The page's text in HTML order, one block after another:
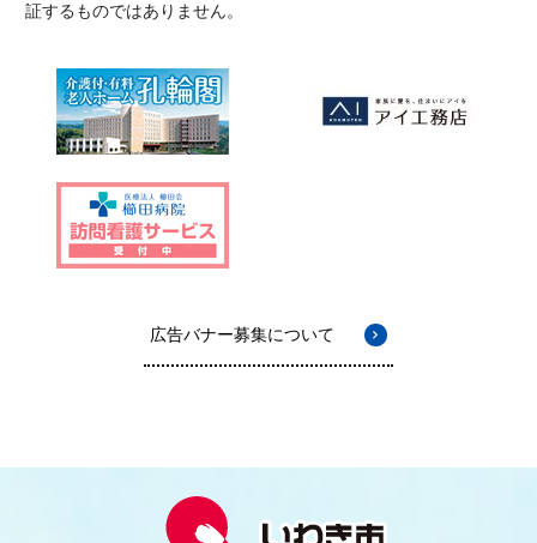
証するものではありません。
広告バナー募集について